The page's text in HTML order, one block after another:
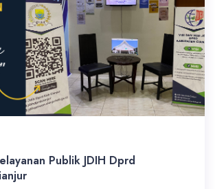
Publik JDIH Dprd